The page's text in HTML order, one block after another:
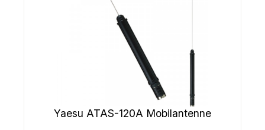
Yaesu ATAS-120A Mobilantenne